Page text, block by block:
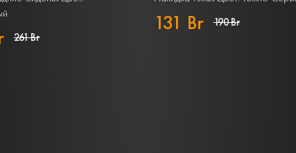
261 Br
131 Br 190 Br